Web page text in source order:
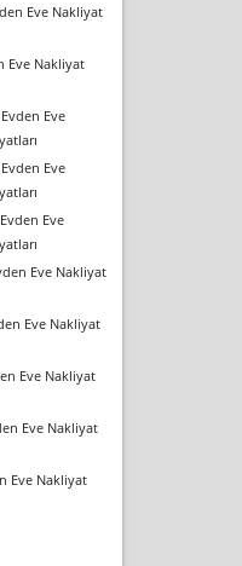
Eve Nakliyat
Eve Nakliyat
Eve
Eve
Eve
Eve Nakliyat
Eve Nakliyat
Eve Nakliyat
Eve Nakliyat
Eve Nakliyat